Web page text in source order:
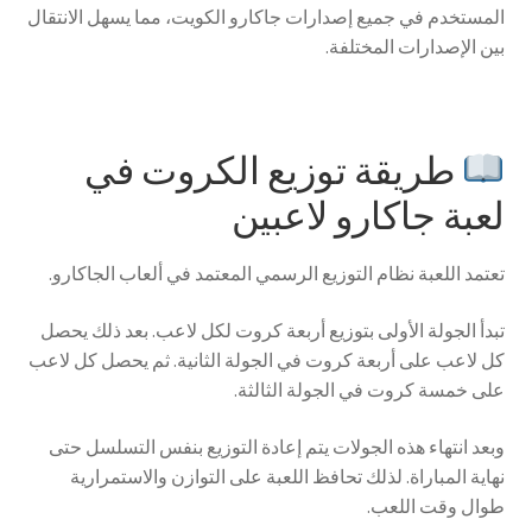
المستخدم في جميع إصدارات جاكارو الكويت، مما يسهل الانتقال
بين الإصدارات المختلفة.
طريقة توزيع الكروت في
لعبة جاكارو لاعبين
تعتمد اللعبة نظام التوزيع الرسمي المعتمد في ألعاب الجاكارو.
تبدأ الجولة الأولى بتوزيع أربعة كروت لكل لاعب. بعد ذلك يحصل
كل لاعب على أربعة كروت في الجولة الثانية. ثم يحصل كل لاعب
على خمسة كروت في الجولة الثالثة.
وبعد انتهاء هذه الجولات يتم إعادة التوزيع بنفس التسلسل حتى
نهاية المباراة. لذلك تحافظ اللعبة على التوازن والاستمرارية
طوال وقت اللعب.